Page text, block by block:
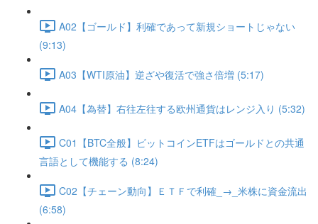
A02【ゴールド】利確であって新規ショートじゃない
(9:13)
A03【WTI原油】逆ざや復活で強さ倍増 (5:17)
A04【為替】右往左往する欧州通貨はレンジ入り (5:32)
C01【BTC全般】ビットコインETFはゴールドとの共通
言語として機能する (8:24)
C02【チェーン動向】ＥＴＦで利確_→_米株に資金流出
(6:58)